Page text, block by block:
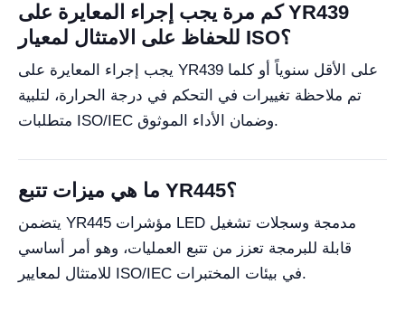
كم مرة يجب إجراء المعايرة على YR439
للحفاظ على الامتثال لمعيار ISO؟
يجب إجراء المعايرة على YR439 على الأقل سنوياً أو كلما
تم ملاحظة تغييرات في التحكم في درجة الحرارة، لتلبية
متطلبات ISO/IEC وضمان الأداء الموثوق.
ما هي ميزات تتبع YR445؟
يتضمن YR445 مؤشرات LED مدمجة وسجلات تشغيل
قابلة للبرمجة تعزز من تتبع العمليات، وهو أمر أساسي
للامتثال لمعايير ISO/IEC في بيئات المختبرات.